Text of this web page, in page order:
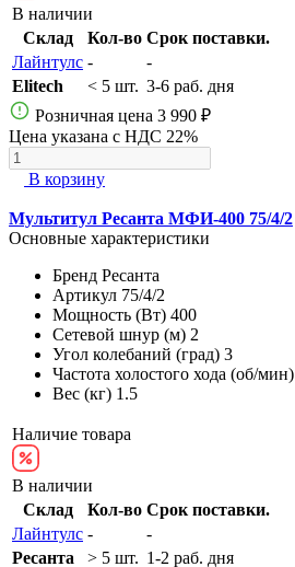
В наличии
Склад
Кол-во Срок поставки.
Лайнтулс -
-
Elitech
< 5 шт. 3-6 раб. дня
Розничная цена 3 990 ₽
Цена указана с НДС 22%
В корзину
Мультитул Ресанта МФИ-400 75/4/2
Основные характеристики
Бренд Ресанта
Артикул 75/4/2
Мощность (Вт) 400
Сетевой шнур (м) 2
Угол колебаний (град) 3
Частота холостого хода (об/мин)
Вес (кг) 1.5
Наличие товара
В наличии
Склад
Кол-во Срок поставки.
Лайнтулс -
-
Ресанта
> 5 шт. 1-2 раб. дня